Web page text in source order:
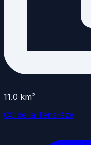
11.0 km²
CC de la Tenarèze